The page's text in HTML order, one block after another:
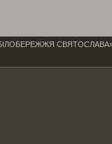
СВЯТОСЛАВА»